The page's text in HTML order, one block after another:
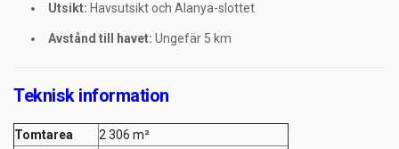
Utsikt: Havsutsikt och Alanya-slottet
Avstånd till havet: Ungefär 5 km
Teknisk information
Tomtarea
2 306 m²